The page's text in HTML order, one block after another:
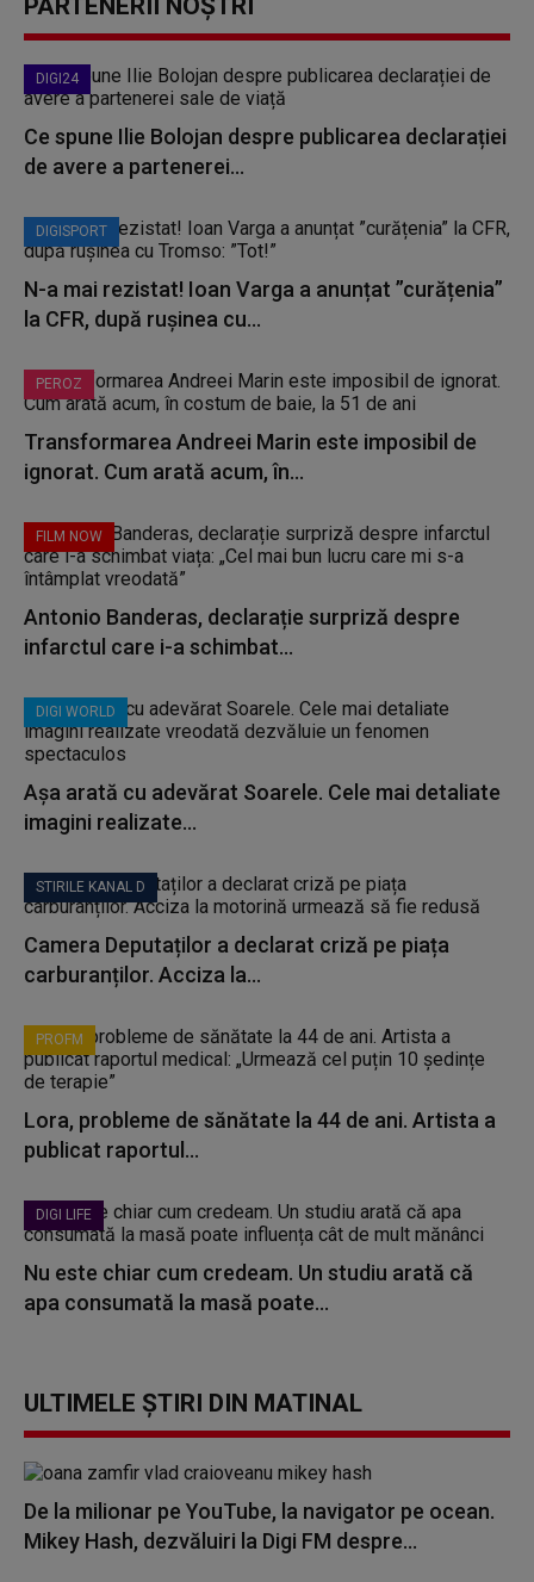
PARTENERII NOȘTRI
DIGI24
Ce spune Ilie Bolojan despre publicarea declarației
de avere a partenerei...
DIGISPORT
N-a mai rezistat! Ioan Varga a anunțat ”curățenia”
la CFR, după rușinea cu...
PEROZ
Transformarea Andreei Marin este imposibil de
ignorat. Cum arată acum, în...
FILM NOW
Antonio Banderas, declarație surpriză despre
infarctul care i-a schimbat...
DIGI WORLD
Așa arată cu adevărat Soarele. Cele mai detaliate
imagini realizate...
STIRILE KANAL D
Camera Deputaților a declarat criză pe piața
carburanților. Acciza la...
PROFM
Lora, probleme de sănătate la 44 de ani. Artista a
publicat raportul...
DIGI LIFE
Nu este chiar cum credeam. Un studiu arată că
apa consumată la masă poate...
ULTIMELE ȘTIRI DIN MATINAL
De la milionar pe YouTube, la navigator pe ocean.
Mikey Hash, dezvăluiri la Digi FM despre...